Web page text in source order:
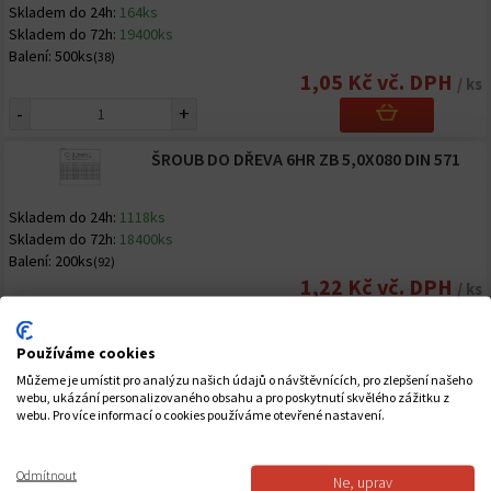
Skladem do 24h: 164ks
Skladem do 72h: 19400ks
Balení: 500ks(38)
1,05 Kč vč. DPH / ks
- +
ŠROUB DO DŘEVA 6HR ZB 5,0X080 DIN 571
Skladem do 24h: 1118ks
Skladem do 72h: 18400ks
Balení: 200ks(92)
1,22 Kč vč. DPH / ks
-
ŠROUB DO DŘEVA 6HR A2 5,0X070 DIN 571
Skladem do 24h:0ks
Balení:
Používáme cookies
Můžeme je umístit pro analýzu našich údajů o návštěvnících, pro zlepšení našeho
webu, ukázání personalizovaného obsahu a pro poskytnutí skvělého zážitku z
webu. Pro více informací o cookies používáme otevřené nastavení.
Odmítnout Ne, uprav